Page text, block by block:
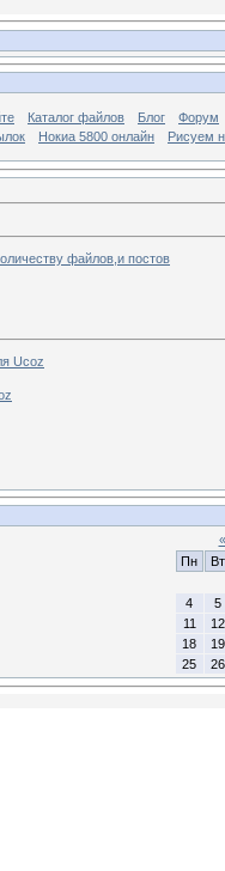
Каталог файлов Блог
Форум
Нокиа 5800 онлайн Рисуем
файлов,и постов
Ucoz
«
Пн
Вт
4
5
11
12
18
19
25
26